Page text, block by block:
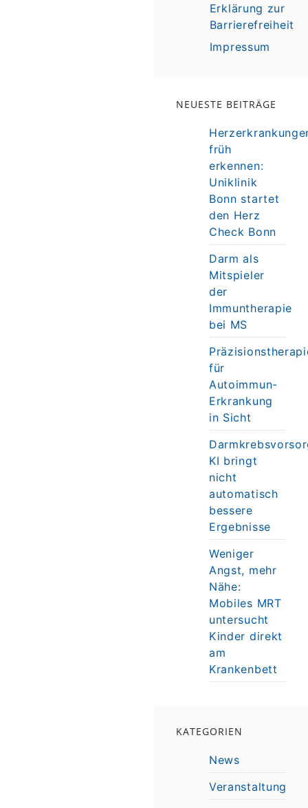
Erklärung zur
Barrierefreiheit
Impressum
NEUESTE BEITRÄGE
früh
erkennen:
Uniklinik
Bonn startet
den Herz
Check Bonn
Darm als
Mitspieler
der
Immuntherapie
bei MS
für
Autoimmun-
Erkrankung
in Sicht
KI bringt
nicht
automatisch
bessere
Ergebnisse
Weniger
Angst, mehr
Nähe:
Mobiles MRT
untersucht
Kinder direkt
am
Krankenbett
KATEGORIEN
News
Veranstaltung